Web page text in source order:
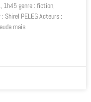
1h45 genre : fiction,
Shirel PELEG Acteurs :
mais